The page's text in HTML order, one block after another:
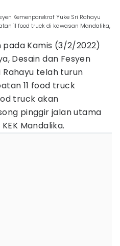
Kemenparekraf Yuke Sri Rahayu
11 food truck di kawasan Mandalika,
Kamis (3/2/2022)
Desain dan Fesyen
Rahayu telah turun
11 food truck
truck akan
pinggir jalan utama
Mandalika.